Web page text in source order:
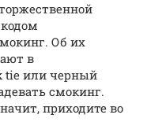
Об их
в
tie или черный
смокинг.
приходите во